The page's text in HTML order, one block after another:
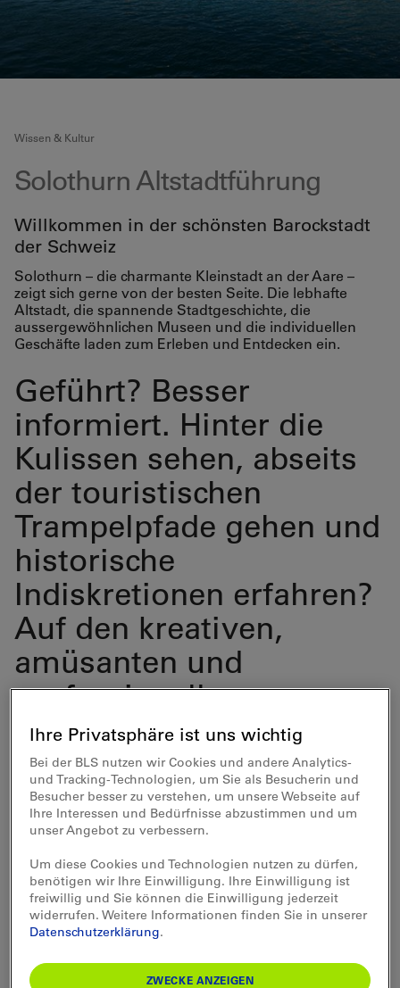
Wissen & Kultur
Solothurn Altstadtführung
Willkommen in der schönsten Barockstadt
der Schweiz
Solothurn – die charmante Kleinstadt an der Aare –
zeigt sich gerne von der besten Seite. Die lebhafte
Altstadt, die spannende Stadtgeschichte, die
aussergewöhnlichen Museen und die individuellen
Geschäfte laden zum Erleben und Entdecken ein.
Geführt? Besser
informiert. Hinter die
Kulissen sehen, abseits
der touristischen
Trampelpfade gehen und
historische
Indiskretionen erfahren?
Auf den kreativen,
amüsanten und
professionellen
Stadtführungen von
Solothurn Tourismus
werden Wissenslücken
geschlossen und Fragen
aufgeworfen. Oder
wussten Sie, wie der
Zeitglockenturm
funktioniert?
Ihre Privatsphäre ist uns wichtig
Bei der BLS nutzen wir Cookies und andere Analytics-
und Tracking-Technologien, um Sie als Besucherin und
Besucher besser zu verstehen, um unsere Webseite auf
Ihre Interessen und Bedürfnisse abzustimmen und um
unser Angebot zu verbessern.
Um diese Cookies und Technologien nutzen zu dürfen,
benötigen wir Ihre Einwilligung. Ihre Einwilligung ist
freiwillig und Sie können die Einwilligung jederzeit
widerrufen. Weitere Informationen finden Sie in unserer
Datenschutzerklärung.
ZWECKE ANZEIGEN